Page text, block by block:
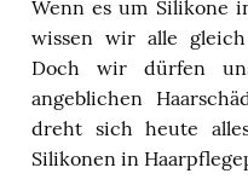
Wenn es um Silikone
wissen wir alle
Doch wir dürfen
angeblichen
dreht sich heute
Silikonen in